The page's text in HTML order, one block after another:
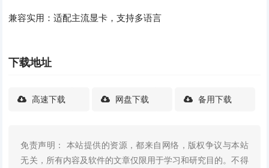
兼容实用：适配主流显卡，支持多语言
下载地址
高速下载 网盘下载 备用下载
免责声明： 本站提供的资源，都来自网络，版权争议与本站
无关，所有内容及软件的文章仅限用于学习和研究目的。不得